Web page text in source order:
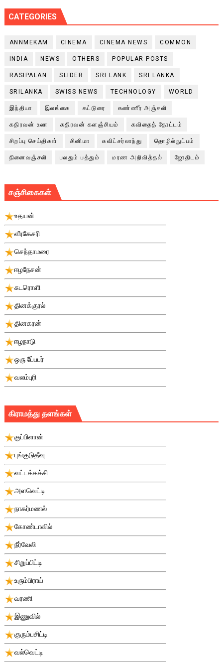
CATEGORIES
ANNMEKAM CINEMA CINEMA NEWS COMMON
INDIA NEWS OTHERS POPULAR POSTS
RASIPALAN SLIDER SRI LANK SRI LANKA
SRILANKA SWISS NEWS TECHNOLOGY WORLD
இந்தியா இலங்கை கட்டுரை கண்ணீர் அஞ்சலி
கதிரவன் உலா கதிரவன் களஞ்சியம் கவிதைத் தோட்டம்
சிறப்பு செய்திகள் சினிமா சுவிட்சர்லாந்து தொழில்நுட்பம்
நினைவஞ்சலி பலதும் பத்தும் மரண அறிவித்தல் ஜோதிடம்
சஞ்சிகைகள்
உதயன்
வீரகேசரி
செந்தாமரை
ஈழநேசன்
சுடரொளி
தினக்குரல்
தினகரன்
ஈழநாடு
ஒரு பே்பபர்
வலம்புரி
கிராமத்து தளங்கள்
குப்பிளான்
புங்குடுதீவு
வட்டக்கச்சி
அளவெட்டி
நாகர்மணல்
கோண்டாவில்
நீர்வேலி
சிறுப்பிட்டி
உரும்பிராய்
வரணி
இணுவில்
குரும்பசிட்டி
வல்வெட்டி